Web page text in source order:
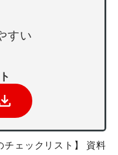
すい
チェックリスト】 資料